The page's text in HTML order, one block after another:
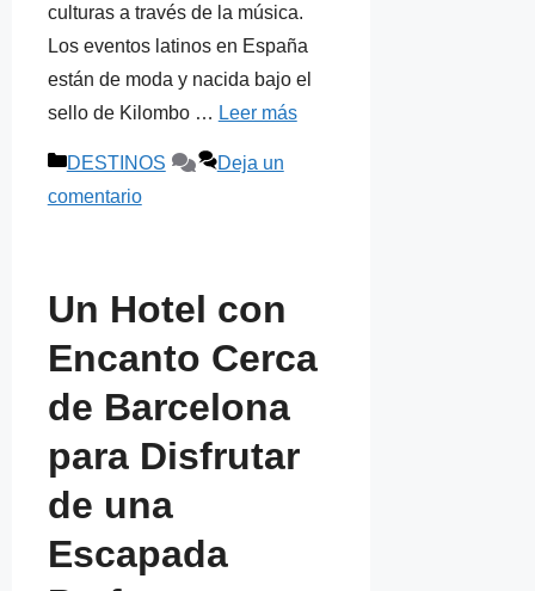
culturas a través de la música.
Los eventos latinos en España
están de moda y nacida bajo el
sello de Kilombo … Leer más
Categorías
DESTINOS
Deja un
comentario
Un Hotel con
Encanto Cerca
de Barcelona
para Disfrutar
de una
Escapada